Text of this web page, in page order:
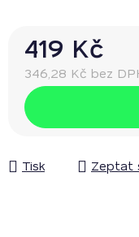
419 Kč
346,28 Kč bez
Měrná cena:
Tisk Zeptat